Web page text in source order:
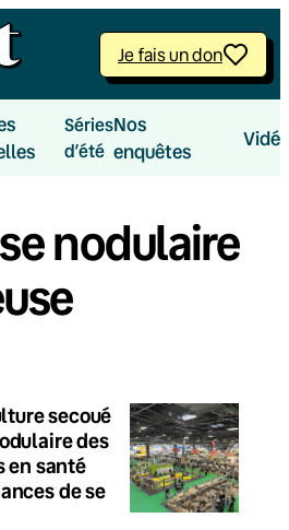
Je fais un don
Séries
d’été
Nos
enquêtes
nodulaire
secoué
des
en santé
de se